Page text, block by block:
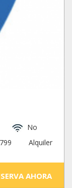
No
Alquiler
AHORA